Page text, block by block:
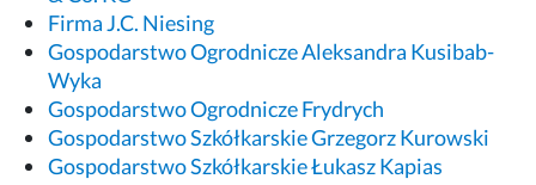
Firma J.C. Niesing
Gospodarstwo Ogrodnicze Aleksandra Kusibab-
Wyka
Gospodarstwo Ogrodnicze Frydrych
Gospodarstwo Szkółkarskie Grzegorz Kurowski
Gospodarstwo Szkółkarskie Łukasz Kapias